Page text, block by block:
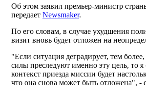
Об этом заявил премьер-министр
передает Newsmaker.
По его словам, в случае ухудшения
визит вновь будет отложен на
"Если ситуация деградирует, тем
силы преследуют именно эту цель, то я
контекст приезда миссии будет
что она снова может быть отложена", -